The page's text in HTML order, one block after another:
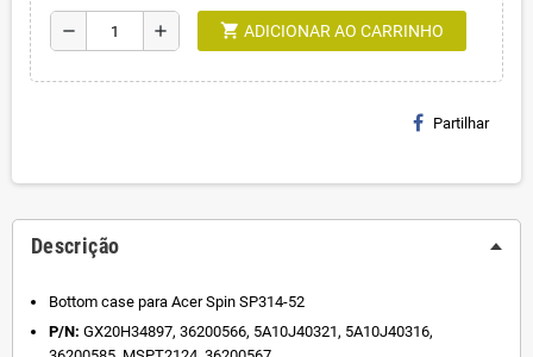
remove add shopping_cart ADICIONAR AO CARRINHO
Partilhar
Descrição
Bottom case para Acer Spin SP314-52
P/N: GX20H34897, 36200566, 5A10J40321, 5A10J40316,